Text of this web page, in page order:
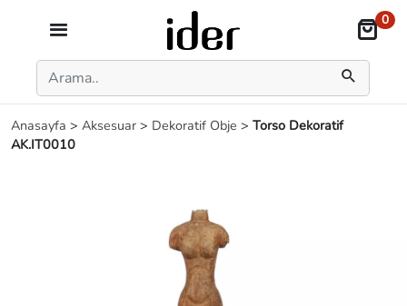
0
Anasayfa > Aksesuar > Dekoratif Obje > Torso Dekoratif
AK.IT0010